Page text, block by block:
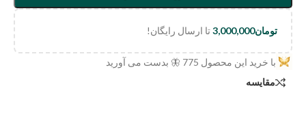
تومان3,000,000تا ارسال رایگان!
با خرید این محصول 775 🦋 بدست می آورید
مقایسه